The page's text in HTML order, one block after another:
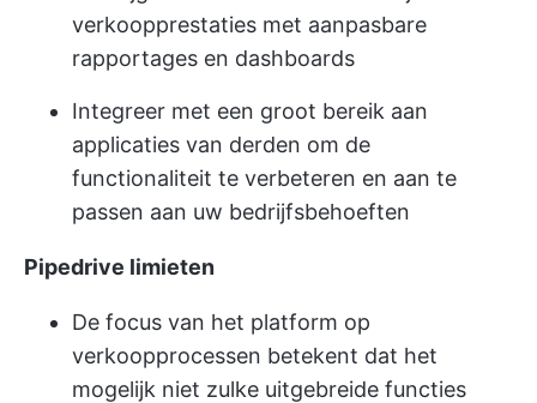
verkoopprestaties met aanpasbare
rapportages en dashboards
Integreer met een groot bereik aan
applicaties van derden om de
functionaliteit te verbeteren en aan te
passen aan uw bedrijfsbehoeften
Pipedrive limieten
De focus van het platform op
verkoopprocessen betekent dat het
mogelijk niet zulke uitgebreide functies